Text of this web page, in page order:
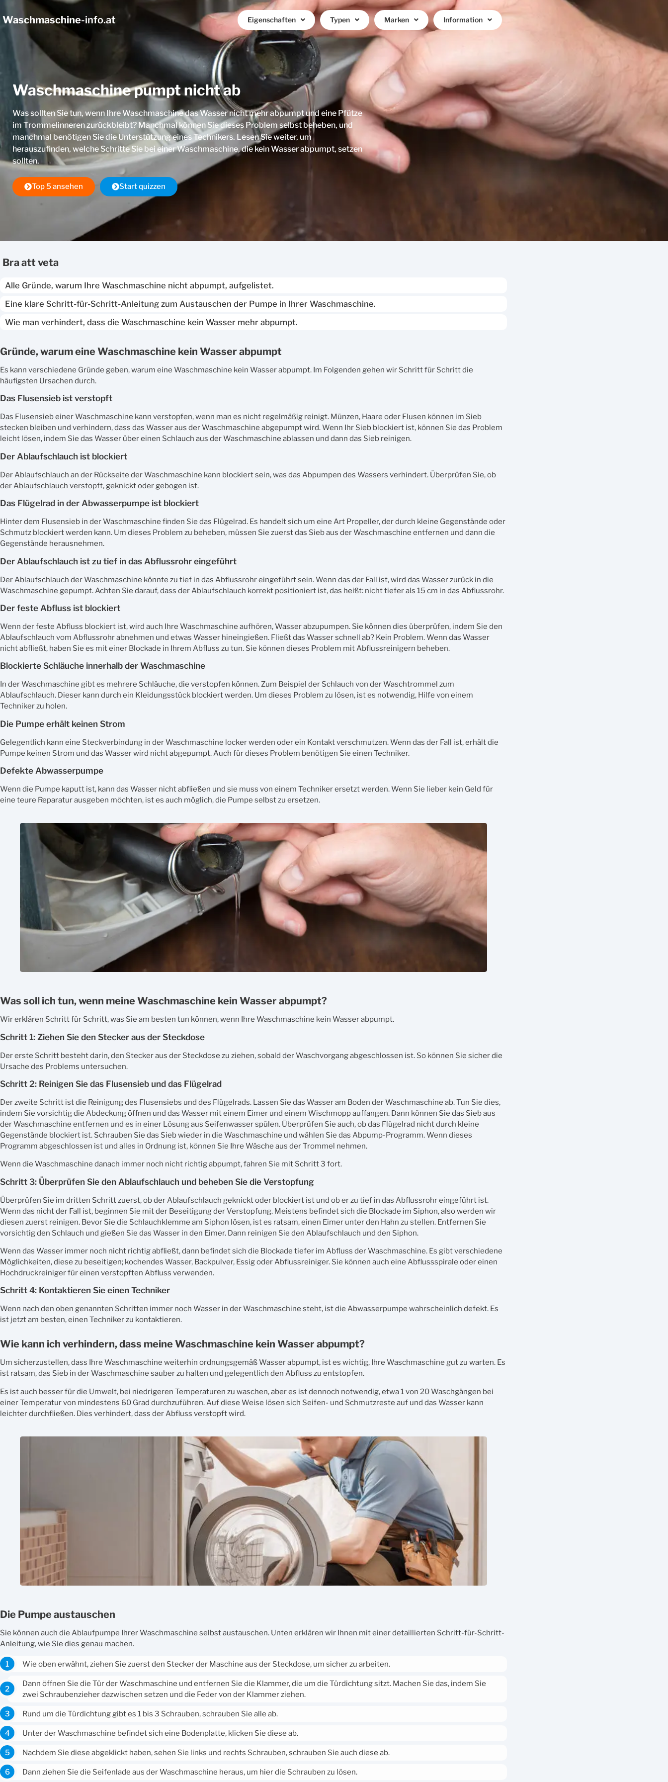
Waschmaschine-info.at Eigenschaften Typen Marken Information
Waschmaschine pumpt nicht ab
Was sollten Sie tun, wenn Ihre Waschmaschine das Wasser nicht mehr abpumpt und eine Pfütze
im Trommelinneren zurückbleibt? Manchmal können Sie dieses Problem selbst beheben, und
manchmal benötigen Sie die Unterstützung eines Technikers. Lesen Sie weiter, um
herauszufinden, welche Schritte Sie bei einer Waschmaschine, die kein Wasser abpumpt, setzen
sollten.
Top 5 ansehen Start quizzen
bra att veta
Alle Gründe, warum Ihre Waschmaschine nicht abpumpt, aufgelistet.
Eine klare Schritt-für-Schritt-Anleitung zum Austauschen der Pumpe in Ihrer Waschmaschine.
Wie man verhindert, dass die Waschmaschine kein Wasser mehr abpumpt.
Gründe, warum eine Waschmaschine kein Wasser abpumpt
Es kann verschiedene Gründe geben, warum eine Waschmaschine kein Wasser abpumpt. Im Folgenden gehen wir Schritt für Schritt die
häufigsten Ursachen durch.
Das Flusensieb ist verstopft
Das Flusensieb einer Waschmaschine kann verstopfen, wenn man es nicht regelmäßig reinigt. Münzen, Haare oder Flusen können im Sieb
stecken bleiben und verhindern, dass das Wasser aus der Waschmaschine abgepumpt wird. Wenn Ihr Sieb blockiert ist, können Sie das Problem
leicht lösen, indem Sie das Wasser über einen Schlauch aus der Waschmaschine ablassen und dann das Sieb reinigen.
Der Ablaufschlauch ist blockiert
Der Ablaufschlauch an der Rückseite der Waschmaschine kann blockiert sein, was das Abpumpen des Wassers verhindert. Überprüfen Sie, ob
der Ablaufschlauch verstopft, geknickt oder gebogen ist.
Das Flügelrad in der Abwasserpumpe ist blockiert
Hinter dem Flusensieb in der Waschmaschine finden Sie das Flügelrad. Es handelt sich um eine Art Propeller, der durch kleine Gegenstände oder
Schmutz blockiert werden kann. Um dieses Problem zu beheben, müssen Sie zuerst das Sieb aus der Waschmaschine entfernen und dann die
Gegenstände herausnehmen.
Der Ablaufschlauch ist zu tief in das Abflussrohr eingeführt
Der Ablaufschlauch der Waschmaschine könnte zu tief in das Abflussrohr eingeführt sein. Wenn das der Fall ist, wird das Wasser zurück in die
Waschmaschine gepumpt. Achten Sie darauf, dass der Ablaufschlauch korrekt positioniert ist, das heißt: nicht tiefer als 15 cm in das Abflussrohr.
Der feste Abfluss ist blockiert
Wenn der feste Abfluss blockiert ist, wird auch Ihre Waschmaschine aufhören, Wasser abzupumpen. Sie können dies überprüfen, indem Sie den
Ablaufschlauch vom Abflussrohr abnehmen und etwas Wasser hineingießen. Fließt das Wasser schnell ab? Kein Problem. Wenn das Wasser
nicht abfließt, haben Sie es mit einer Blockade in Ihrem Abfluss zu tun. Sie können dieses Problem mit Abflussreinigern beheben.
Blockierte Schläuche innerhalb der Waschmaschine
In der Waschmaschine gibt es mehrere Schläuche, die verstopfen können. Zum Beispiel der Schlauch von der Waschtrommel zum
Ablaufschlauch. Dieser kann durch ein Kleidungsstück blockiert werden. Um dieses Problem zu lösen, ist es notwendig, Hilfe von einem
Techniker zu holen.
Die Pumpe erhält keinen Strom
Gelegentlich kann eine Steckverbindung in der Waschmaschine locker werden oder ein Kontakt verschmutzen. Wenn das der Fall ist, erhält die
Pumpe keinen Strom und das Wasser wird nicht abgepumpt. Auch für dieses Problem benötigen Sie einen Techniker.
Defekte Abwasserpumpe
Wenn die Pumpe kaputt ist, kann das Wasser nicht abfließen und sie muss von einem Techniker ersetzt werden. Wenn Sie lieber kein Geld für
eine teure Reparatur ausgeben möchten, ist es auch möglich, die Pumpe selbst zu ersetzen.
Was soll ich tun, wenn meine Waschmaschine kein Wasser abpumpt?
Wir erklären Schritt für Schritt, was Sie am besten tun können, wenn Ihre Waschmaschine kein Wasser abpumpt.
Schritt 1: Ziehen Sie den Stecker aus der Steckdose
Der erste Schritt besteht darin, den Stecker aus der Steckdose zu ziehen, sobald der Waschvorgang abgeschlossen ist. So können Sie sicher die
Ursache des Problems untersuchen.
Schritt 2: Reinigen Sie das Flusensieb und das Flügelrad
Der zweite Schritt ist die Reinigung des Flusensiebs und des Flügelrads. Lassen Sie das Wasser am Boden der Waschmaschine ab. Tun Sie dies,
indem Sie vorsichtig die Abdeckung öffnen und das Wasser mit einem Eimer und einem Wischmopp auffangen. Dann können Sie das Sieb aus
der Waschmaschine entfernen und es in einer Lösung aus Seifenwasser spülen. Überprüfen Sie auch, ob das Flügelrad nicht durch kleine
Gegenstände blockiert ist. Schrauben Sie das Sieb wieder in die Waschmaschine und wählen Sie das Abpump-Programm. Wenn dieses
Programm abgeschlossen ist und alles in Ordnung ist, können Sie Ihre Wäsche aus der Trommel nehmen.
Wenn die Waschmaschine danach immer noch nicht richtig abpumpt, fahren Sie mit Schritt 3 fort.
Schritt 3: Überprüfen Sie den Ablaufschlauch und beheben Sie die Verstopfung
Überprüfen Sie im dritten Schritt zuerst, ob der Ablaufschlauch geknickt oder blockiert ist und ob er zu tief in das Abflussrohr eingeführt ist.
Wenn das nicht der Fall ist, beginnen Sie mit der Beseitigung der Verstopfung. Meistens befindet sich die Blockade im Siphon, also werden wir
diesen zuerst reinigen. Bevor Sie die Schlauchklemme am Siphon lösen, ist es ratsam, einen Eimer unter den Hahn zu stellen. Entfernen Sie
vorsichtig den Schlauch und gießen Sie das Wasser in den Eimer. Dann reinigen Sie den Ablaufschlauch und den Siphon.
Wenn das Wasser immer noch nicht richtig abfließt, dann befindet sich die Blockade tiefer im Abfluss der Waschmaschine. Es gibt verschiedene
Möglichkeiten, diese zu beseitigen; kochendes Wasser, Backpulver, Essig oder Abflussreiniger. Sie können auch eine Abflussspirale oder einen
Hochdruckreiniger für einen verstopften Abfluss verwenden.
Schritt 4: Kontaktieren Sie einen Techniker
Wenn nach den oben genannten Schritten immer noch Wasser in der Waschmaschine steht, ist die Abwasserpumpe wahrscheinlich defekt. Es
ist jetzt am besten, einen Techniker zu kontaktieren.
Wie kann ich verhindern, dass meine Waschmaschine kein Wasser abpumpt?
Um sicherzustellen, dass Ihre Waschmaschine weiterhin ordnungsgemäß Wasser abpumpt, ist es wichtig, Ihre Waschmaschine gut zu warten. Es
ist ratsam, das Sieb in der Waschmaschine sauber zu halten und gelegentlich den Abfluss zu entstopfen.
Es ist auch besser für die Umwelt, bei niedrigeren Temperaturen zu waschen, aber es ist dennoch notwendig, etwa 1 von 20 Waschgängen bei
einer Temperatur von mindestens 60 Grad durchzuführen. Auf diese Weise lösen sich Seifen- und Schmutzreste auf und das Wasser kann
leichter durchfließen. Dies verhindert, dass der Abfluss verstopft wird.
Die Pumpe austauschen
Sie können auch die Ablaufpumpe Ihrer Waschmaschine selbst austauschen. Unten erklären wir Ihnen mit einer detaillierten Schritt-für-Schritt-
Anleitung, wie Sie dies genau machen.
Wie oben erwähnt, ziehen Sie zuerst den Stecker der Maschine aus der Steckdose, um sicher zu arbeiten.
Dann öffnen Sie die Tür der Waschmaschine und entfernen Sie die Klammer, die um die Türdichtung sitzt. Machen Sie das, indem Sie
zwei Schraubenzieher dazwischen setzen und die Feder von der Klammer ziehen.
Rund um die Türdichtung gibt es 1 bis 3 Schrauben, schrauben Sie alle ab.
Unter der Waschmaschine befindet sich eine Bodenplatte, klicken Sie diese ab.
Nachdem Sie diese abgeklickt haben, sehen Sie links und rechts Schrauben, schrauben Sie auch diese ab.
Dann ziehen Sie die Seifenlade aus der Waschmaschine heraus, um hier die Schrauben zu lösen.